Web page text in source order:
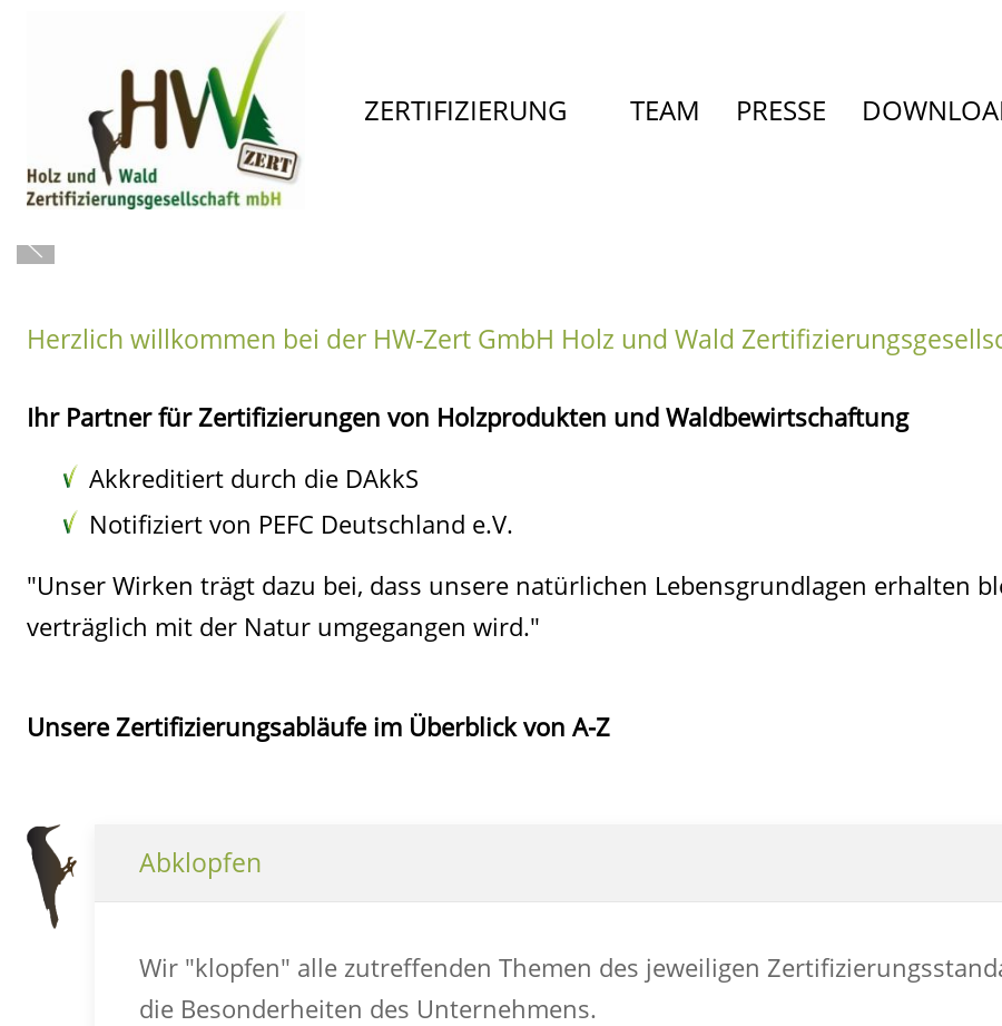
ZERTIFIZIERUNG TEAM PRESSE
Herzlich willkommen bei der HW-Zert GmbH Holz und Wald
Ihr Partner für Zertifizierungen von Holzprodukten und Waldbewirtschaftung
Akkreditiert durch die DAkkS
Notifiziert von PEFC Deutschland e.V.
"Unser Wirken trägt dazu bei, dass unsere natürlichen Lebensgrundlagen erhalten
verträglich mit der Natur umgegangen wird."
Unsere Zertifizierungsabläufe im Überblick von A-Z
Abklopfen
Wir "klopfen" alle zutreffenden Themen des jeweiligen
die Besonderheiten des Unternehmens.